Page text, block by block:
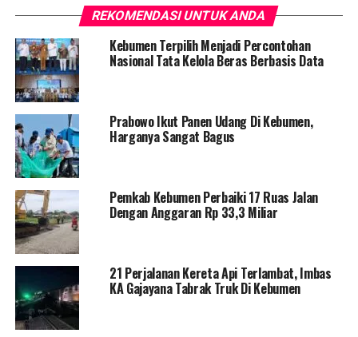
REKOMENDASI UNTUK ANDA
Kebumen Terpilih Menjadi Percontohan
Nasional Tata Kelola Beras Berbasis Data
Prabowo Ikut Panen Udang Di Kebumen,
Harganya Sangat Bagus
Pemkab Kebumen Perbaiki 17 Ruas Jalan
Dengan Anggaran Rp 33,3 Miliar
21 Perjalanan Kereta Api Terlambat, Imbas
KA Gajayana Tabrak Truk Di Kebumen